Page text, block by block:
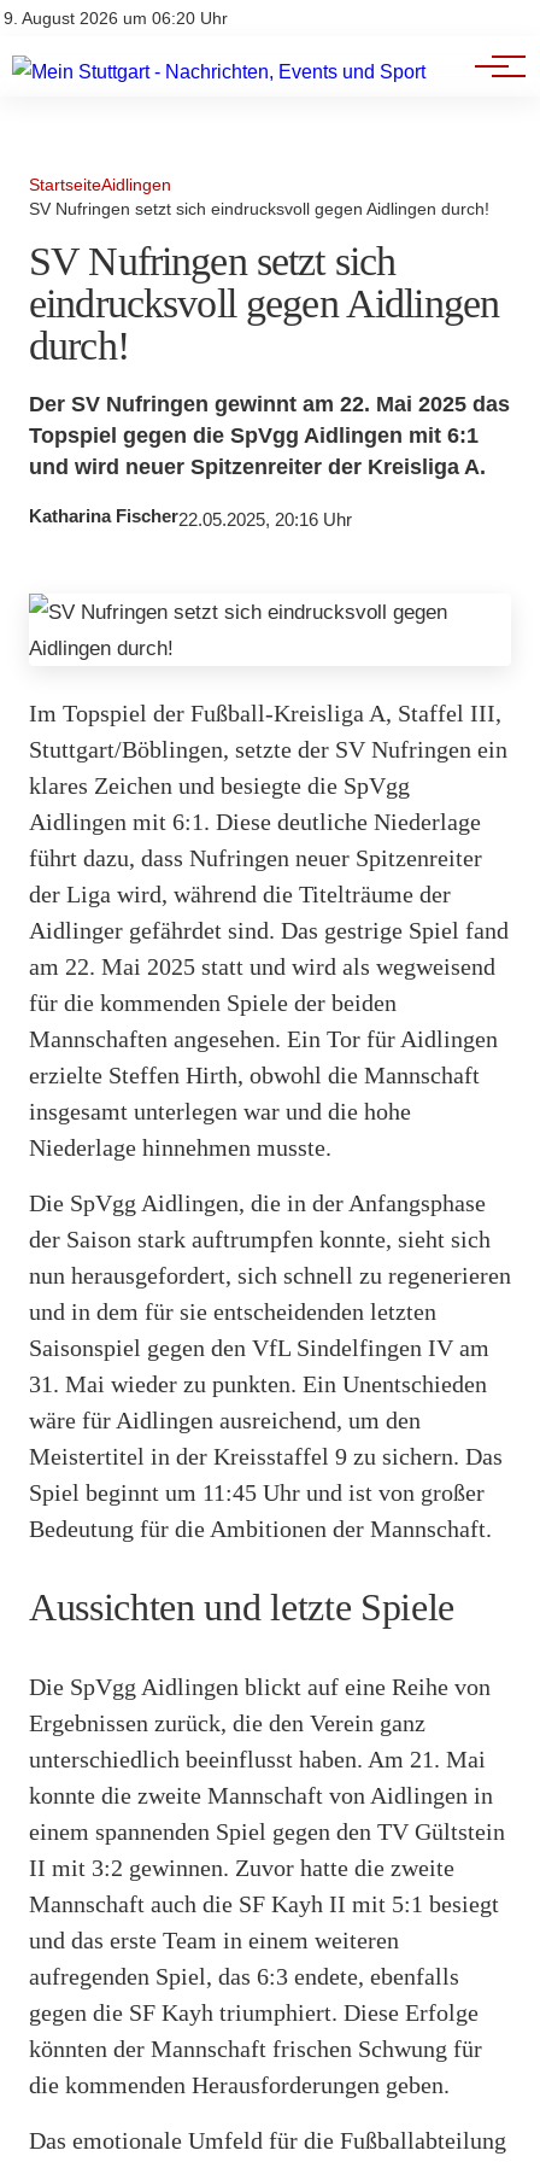
9. August 2026 um 06:20 Uhr
Impressum
Branchenbuch
Werbung
StartseiteAidlingen
SV Nufringen setzt sich eindrucksvoll gegen Aidlingen durch!
SV Nufringen setzt sich
eindrucksvoll gegen Aidlingen
durch!
Der SV Nufringen gewinnt am 22. Mai 2025 das
Topspiel gegen die SpVgg Aidlingen mit 6:1
und wird neuer Spitzenreiter der Kreisliga A.
Katharina Fischer22.05.2025, 20:16 Uhr
Im Topspiel der Fußball-Kreisliga A, Staffel III,
Stuttgart/Böblingen, setzte der SV Nufringen ein
klares Zeichen und besiegte die SpVgg
Aidlingen mit 6:1. Diese deutliche Niederlage
führt dazu, dass Nufringen neuer Spitzenreiter
der Liga wird, während die Titelträume der
Aidlinger gefährdet sind. Das gestrige Spiel fand
am 22. Mai 2025 statt und wird als wegweisend
für die kommenden Spiele der beiden
Mannschaften angesehen. Ein Tor für Aidlingen
erzielte Steffen Hirth, obwohl die Mannschaft
insgesamt unterlegen war und die hohe
Niederlage hinnehmen musste.
Die SpVgg Aidlingen, die in der Anfangsphase
der Saison stark auftrumpfen konnte, sieht sich
nun herausgefordert, sich schnell zu regenerieren
und in dem für sie entscheidenden letzten
Saisonspiel gegen den VfL Sindelfingen IV am
31. Mai wieder zu punkten. Ein Unentschieden
wäre für Aidlingen ausreichend, um den
Meistertitel in der Kreisstaffel 9 zu sichern. Das
Spiel beginnt um 11:45 Uhr und ist von großer
Bedeutung für die Ambitionen der Mannschaft.
Aussichten und letzte Spiele
Die SpVgg Aidlingen blickt auf eine Reihe von
Ergebnissen zurück, die den Verein ganz
unterschiedlich beeinflusst haben. Am 21. Mai
konnte die zweite Mannschaft von Aidlingen in
einem spannenden Spiel gegen den TV Gültstein
II mit 3:2 gewinnen. Zuvor hatte die zweite
Mannschaft auch die SF Kayh II mit 5:1 besiegt
und das erste Team in einem weiteren
aufregenden Spiel, das 6:3 endete, ebenfalls
gegen die SF Kayh triumphiert. Diese Erfolge
könnten der Mannschaft frischen Schwung für
die kommenden Herausforderungen geben.
Das emotionale Umfeld für die Fußballabteilung